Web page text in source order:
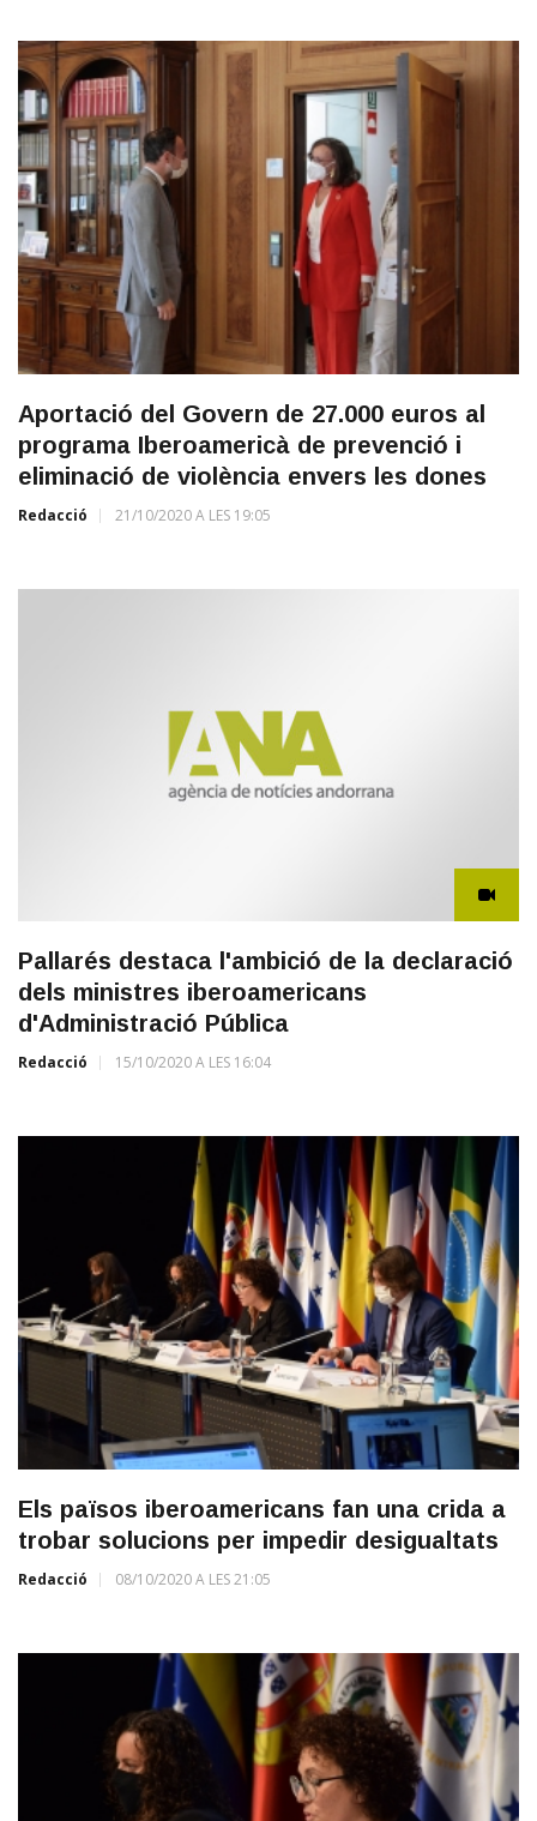
Aportació del Govern de 27.000 euros al
programa Iberoamericà de prevenció i
eliminació de violència envers les dones
Redacció 21/10/2020 A LES 19:05
Pallarés destaca l'ambició de la declaració
dels ministres iberoamericans
d'Administració Pública
Redacció 15/10/2020 A LES 16:04
Els països iberoamericans fan una crida a
trobar solucions per impedir desigualtats
Redacció 08/10/2020 A LES 21:05